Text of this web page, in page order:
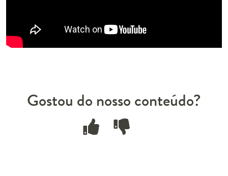
Gostou do nosso conteúdo?